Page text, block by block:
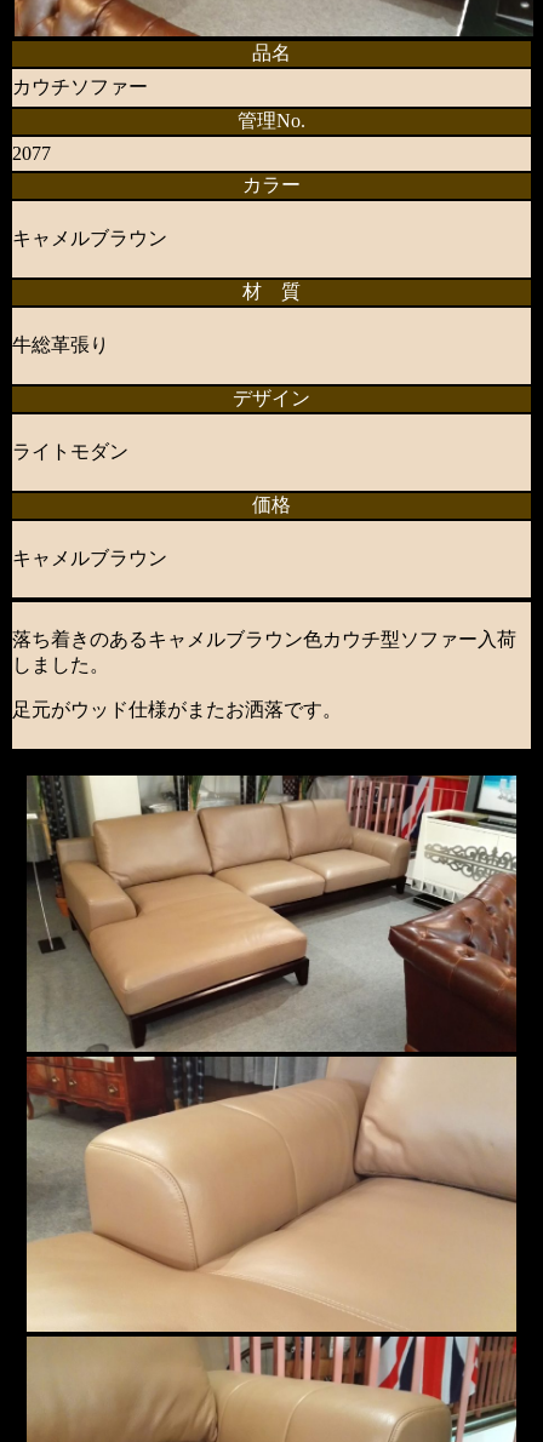
品名
カウチソファー
管理No.
2077
カラー
キャメルブラウン
材 質
牛総革張り
デザイン
ライトモダン
価格
キャメルブラウン
落ち着きのあるキャメルブラウン色カウチ型ソファー入荷
しました。
足元がウッド仕様がまたお洒落です。